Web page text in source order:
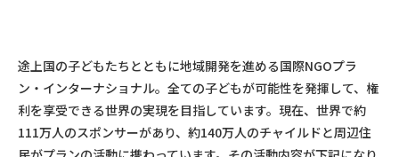
途上国の子どもたちとともに地域開発を進める国際NGOプラ
ン・インターナショナル。全ての子どもが可能性を発揮して、権
利を享受できる世界の実現を目指しています。現在、世界で約
111万人のスポンサーがあり、約140万人のチャイルドと周辺住